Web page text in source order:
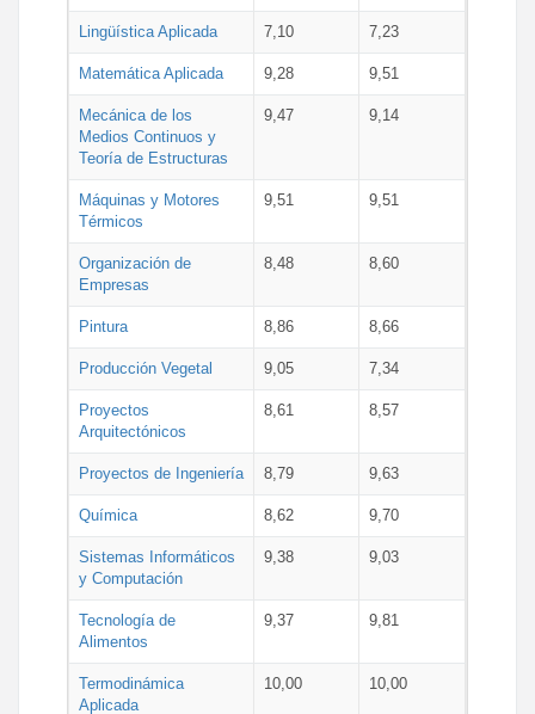
Lingüística Aplicada 7,10 7,23
Matemática Aplicada 9,28 9,51
Mecánica de los
Medios Continuos y
Teoría de Estructuras
9,47 9,14
Máquinas y Motores
Térmicos
9,51 9,51
Organización de
Empresas
8,48 8,60
Pintura 8,86 8,66
Producción Vegetal 9,05 7,34
Proyectos
Arquitectónicos
8,61 8,57
Proyectos de Ingeniería 8,79 9,63
Química 8,62 9,70
Sistemas Informáticos
y Computación
9,38 9,03
Tecnología de
Alimentos
9,37 9,81
Termodinámica
Aplicada
10,00 10,00